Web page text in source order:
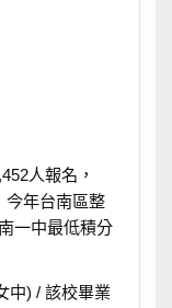
人報名，
今年台南區整
一中最低積分
中) / 該校畢業